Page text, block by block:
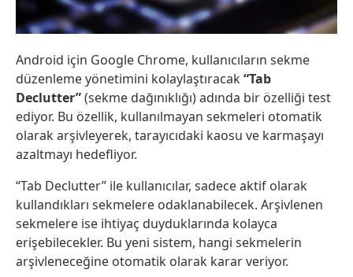
Android için Google Chrome, kullanıcıların sekme
düzenleme yönetimini kolaylaştıracak“Tab
Declutter”(sekme dağınıklığı) adında bir özelliği test
ediyor. Bu özellik, kullanılmayan sekmeleri otomatik
olarak arşivleyerek, tarayıcıdaki kaosu ve karmaşayı
azaltmayı hedefliyor.
“Tab Declutter” ile kullanıcılar, sadece aktif olarak
kullandıkları sekmelere odaklanabilecek. Arşivlenen
sekmelere ise ihtiyaç duyduklarında kolayca
erişebilecekler. Bu yeni sistem, hangi sekmelerin
arşivleneceğine otomatik olarak karar veriyor.